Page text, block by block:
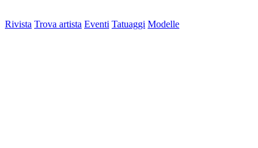
Rivista Trova artista Eventi Tatuaggi Modelle